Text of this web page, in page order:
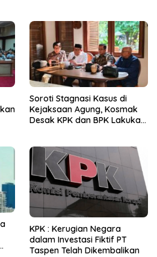
Soroti Stagnasi Kasus di
Kejaksaan Agung, Kosmak
Desak KPK dan BPK Lakukan
KPK : Kerugian Negara
dalam Investasi Fiktif PT
Taspen Telah Dikembalikan